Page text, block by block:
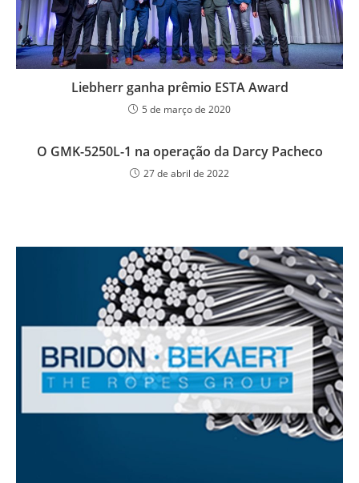
Liebherr ganha prêmio ESTA Award
5 de março de 2020
O GMK-5250L-1 na operação da Darcy Pacheco
27 de abril de 2022